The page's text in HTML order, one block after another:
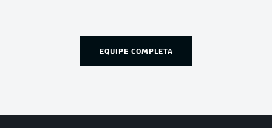
EQUIPE COMPLETA